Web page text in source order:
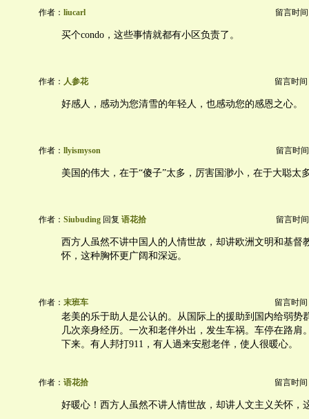
作者： liucarl 留言时间
买个condo，这些事情就都有小区负责了。
作者： 人参花 留言时间
好感人，感动为您清雪的年轻人，也感动您的感恩之心。
作者： llyismyson 留言时
美国的伟大，在于“傻子”太多，厉害国渺小，在于大聪太
作者： Siubuding 回复 语花拾 留言时
西方人虽然不讲中国人的人情世故，却讲欧洲文明和基督
怀，这种胸怀更广阔和深远。
作者： 末班车 留言时间
老美的乐于助人是公认的。从国际上的援助到国内给弱势
几次亲身经历。一次和老伴外出，发生车祸。车停在路肩
下来。有人邦打911，有人過来安慰老伴，使人很暖心。
作者： 语花拾 留言时间
好暖心！西方人虽然不讲人情世故，却讲人文主义关怀，